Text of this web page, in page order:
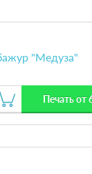
"Медуза"
Печать от